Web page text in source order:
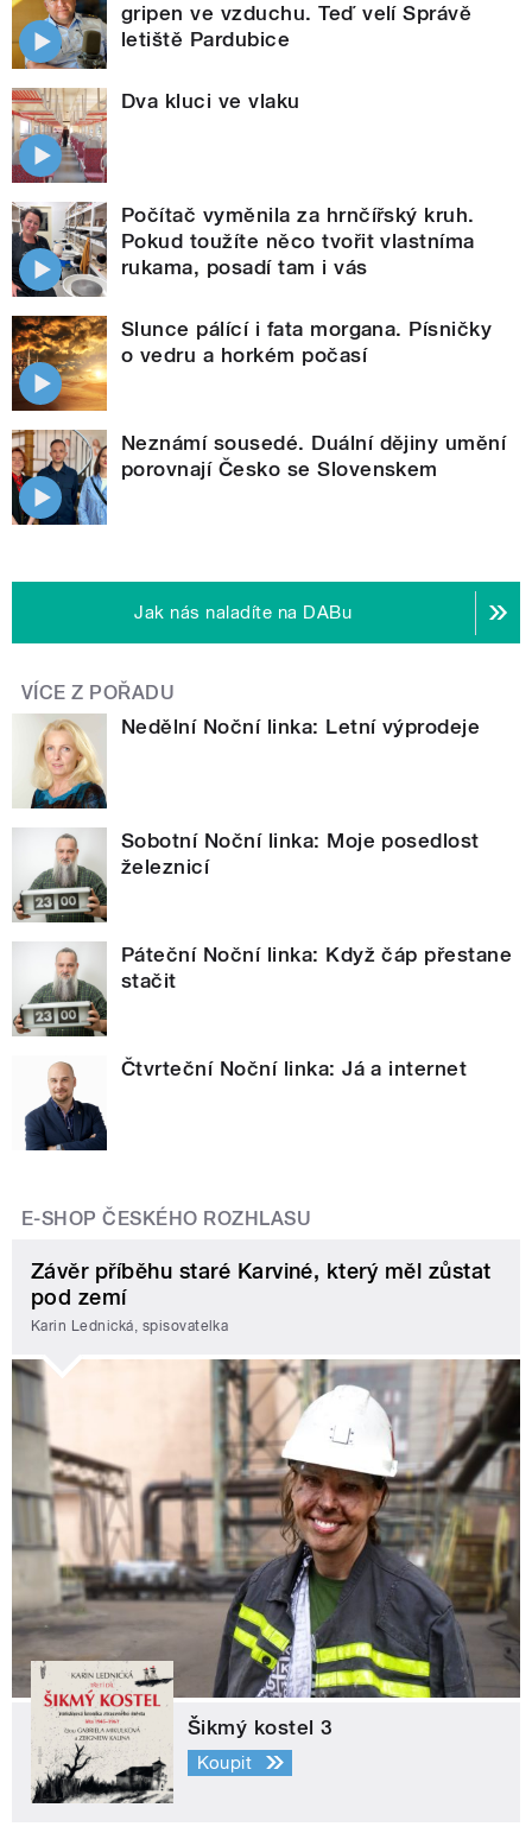
gripen ve vzduchu. Teď velí Správě
letiště Pardubice
Dva kluci ve vlaku
Počítač vyměnila za hrnčířský kruh.
Pokud toužíte něco tvořit vlastníma
rukama, posadí tam i vás
Slunce pálící i fata morgana. Písničky
o vedru a horkém počasí
Neznámí sousedé. Duální dějiny umění
porovnají Česko se Slovenskem
Jak nás naladíte na DABu
VÍCE Z POŘADU
Nedělní Noční linka: Letní výprodeje
Sobotní Noční linka: Moje posedlost
železnicí
Páteční Noční linka: Když čáp přestane
stačit
Čtvrteční Noční linka: Já a internet
E-SHOP ČESKÉHO ROZHLASU
Závěr příběhu staré Karviné, který měl zůstat
pod zemí
Karin Lednická, spisovatelka
Šikmý kostel 3
Koupit